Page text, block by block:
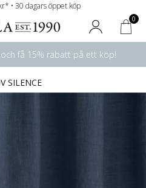
• 30 dagars öppet köp
0
få 15% rabatt på ett köp!
SILENCE